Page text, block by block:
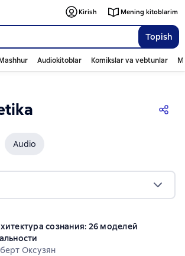
Topish
Kirish Mening kitoblarim
Audiokitoblar Komikslar va vebtunlar
Audio
сознания: 26 моделей
Оксузян